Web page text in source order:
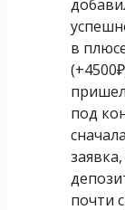
в
под
почти